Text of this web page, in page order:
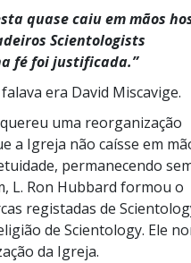
quase caiu em mãos
Scientologists
fé foi justificada.”
era David Miscavige.
uma reorganização
a Igreja não caísse em
permanecendo
L. Ron Hubbard formou o
registadas de
de Scientology. Ele
da Igreja.